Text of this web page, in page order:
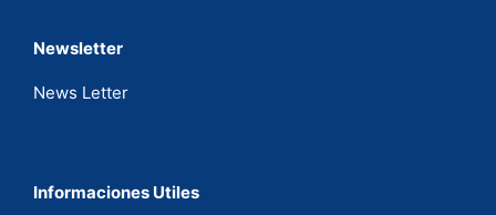
Newsletter
News Letter
Informaciones Utiles